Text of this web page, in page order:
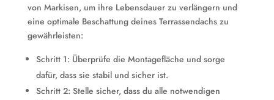
von Markisen, um ihre Lebensdauer zu verlängern und
eine optimale Beschattung deines Terrassendachs zu
gewährleisten:
Schritt 1: Überprüfe die Montagefläche und sorge
dafür, dass sie stabil und sicher ist.
Schritt 2: Stelle sicher, dass du alle notwendigen